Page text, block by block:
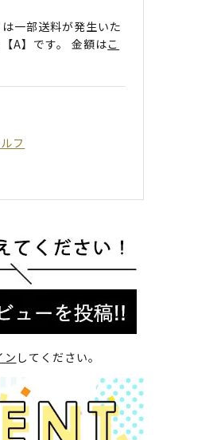
一部送料が発生いた
A】です。 金額はこ
フ
ン してください。